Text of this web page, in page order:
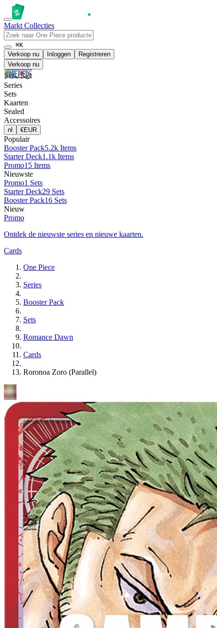
Markt Collecties
⌘K
Verkoop nu
Inloggen
Registreren
Verkoop nu
Series
Sets
Kaarten
Sealed
Accessoires
nl €EUR
Populair
Booster Pack5.2k Items
Starter Deck1.1k Items
Promo15 Items
Nieuwste
Promo1 Sets
Starter Deck29 Sets
Booster Pack16 Sets
Nieuw
Promo
Ontdek de nieuwste series en nieuwe kaarten.
Cards
One Piece
Series
Booster Pack
Sets
Romance Dawn
Cards
Roronoa Zoro (Parallel)